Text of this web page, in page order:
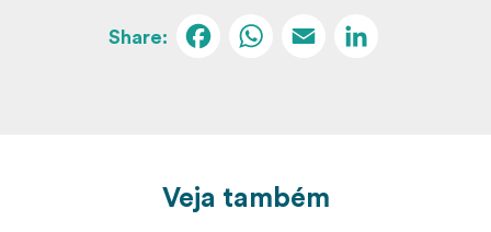
Facebook
WhatsApp
Email
Veja também